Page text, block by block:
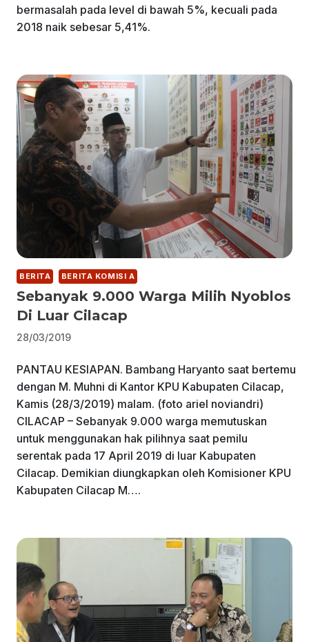
bermasalah pada level di bawah 5%, kecuali pada
2018 naik sebesar 5,41%.
BERITA BERITA KOMISI A
Sebanyak 9.000 Warga Milih Nyoblos
Di Luar Cilacap
28/03/2019
PANTAU KESIAPAN. Bambang Haryanto saat bertemu
dengan M. Muhni di Kantor KPU Kabupaten Cilacap,
Kamis (28/3/2019) malam. (foto ariel noviandri)
CILACAP – Sebanyak 9.000 warga memutuskan
untuk menggunakan hak pilihnya saat pemilu
serentak pada 17 April 2019 di luar Kabupaten
Cilacap. Demikian diungkapkan oleh Komisioner KPU
Kabupaten Cilacap M….